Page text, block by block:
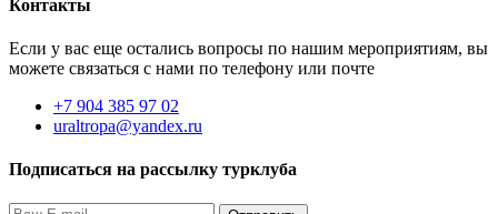
Контакты
Если у вас еще остались вопросы по нашим мероприятиям, вы
можете связаться с нами по телефону или почте
+7 904 385 97 02
uraltropa@yandex.ru
Подписаться на рассылку турклуба